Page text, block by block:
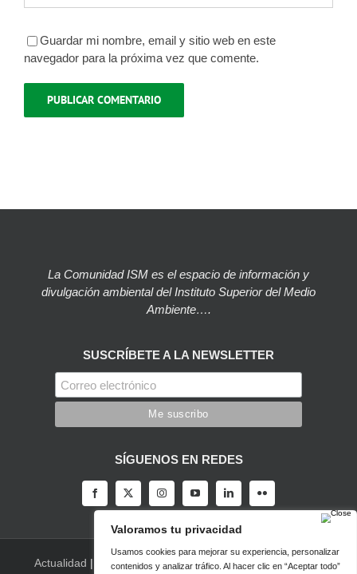
Guardar mi nombre, email y sitio web en este
navegador para la próxima vez que comente.
La Comunidad ISM es el espacio de información y
divulgación ambiental del Instituto Superior del Medio
Ambiente….
SUSCRÍBETE A LA NEWSLETTER
SÍGUENOS EN REDES
Actualidad | Blog|Agenda|Herramientas|Canal Vídeo|